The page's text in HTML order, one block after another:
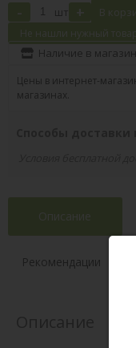
- шт + В
Не нашли нужный товар?
Наличие в
Цены в интернет-
магазинах.
Описание
Рекомендации